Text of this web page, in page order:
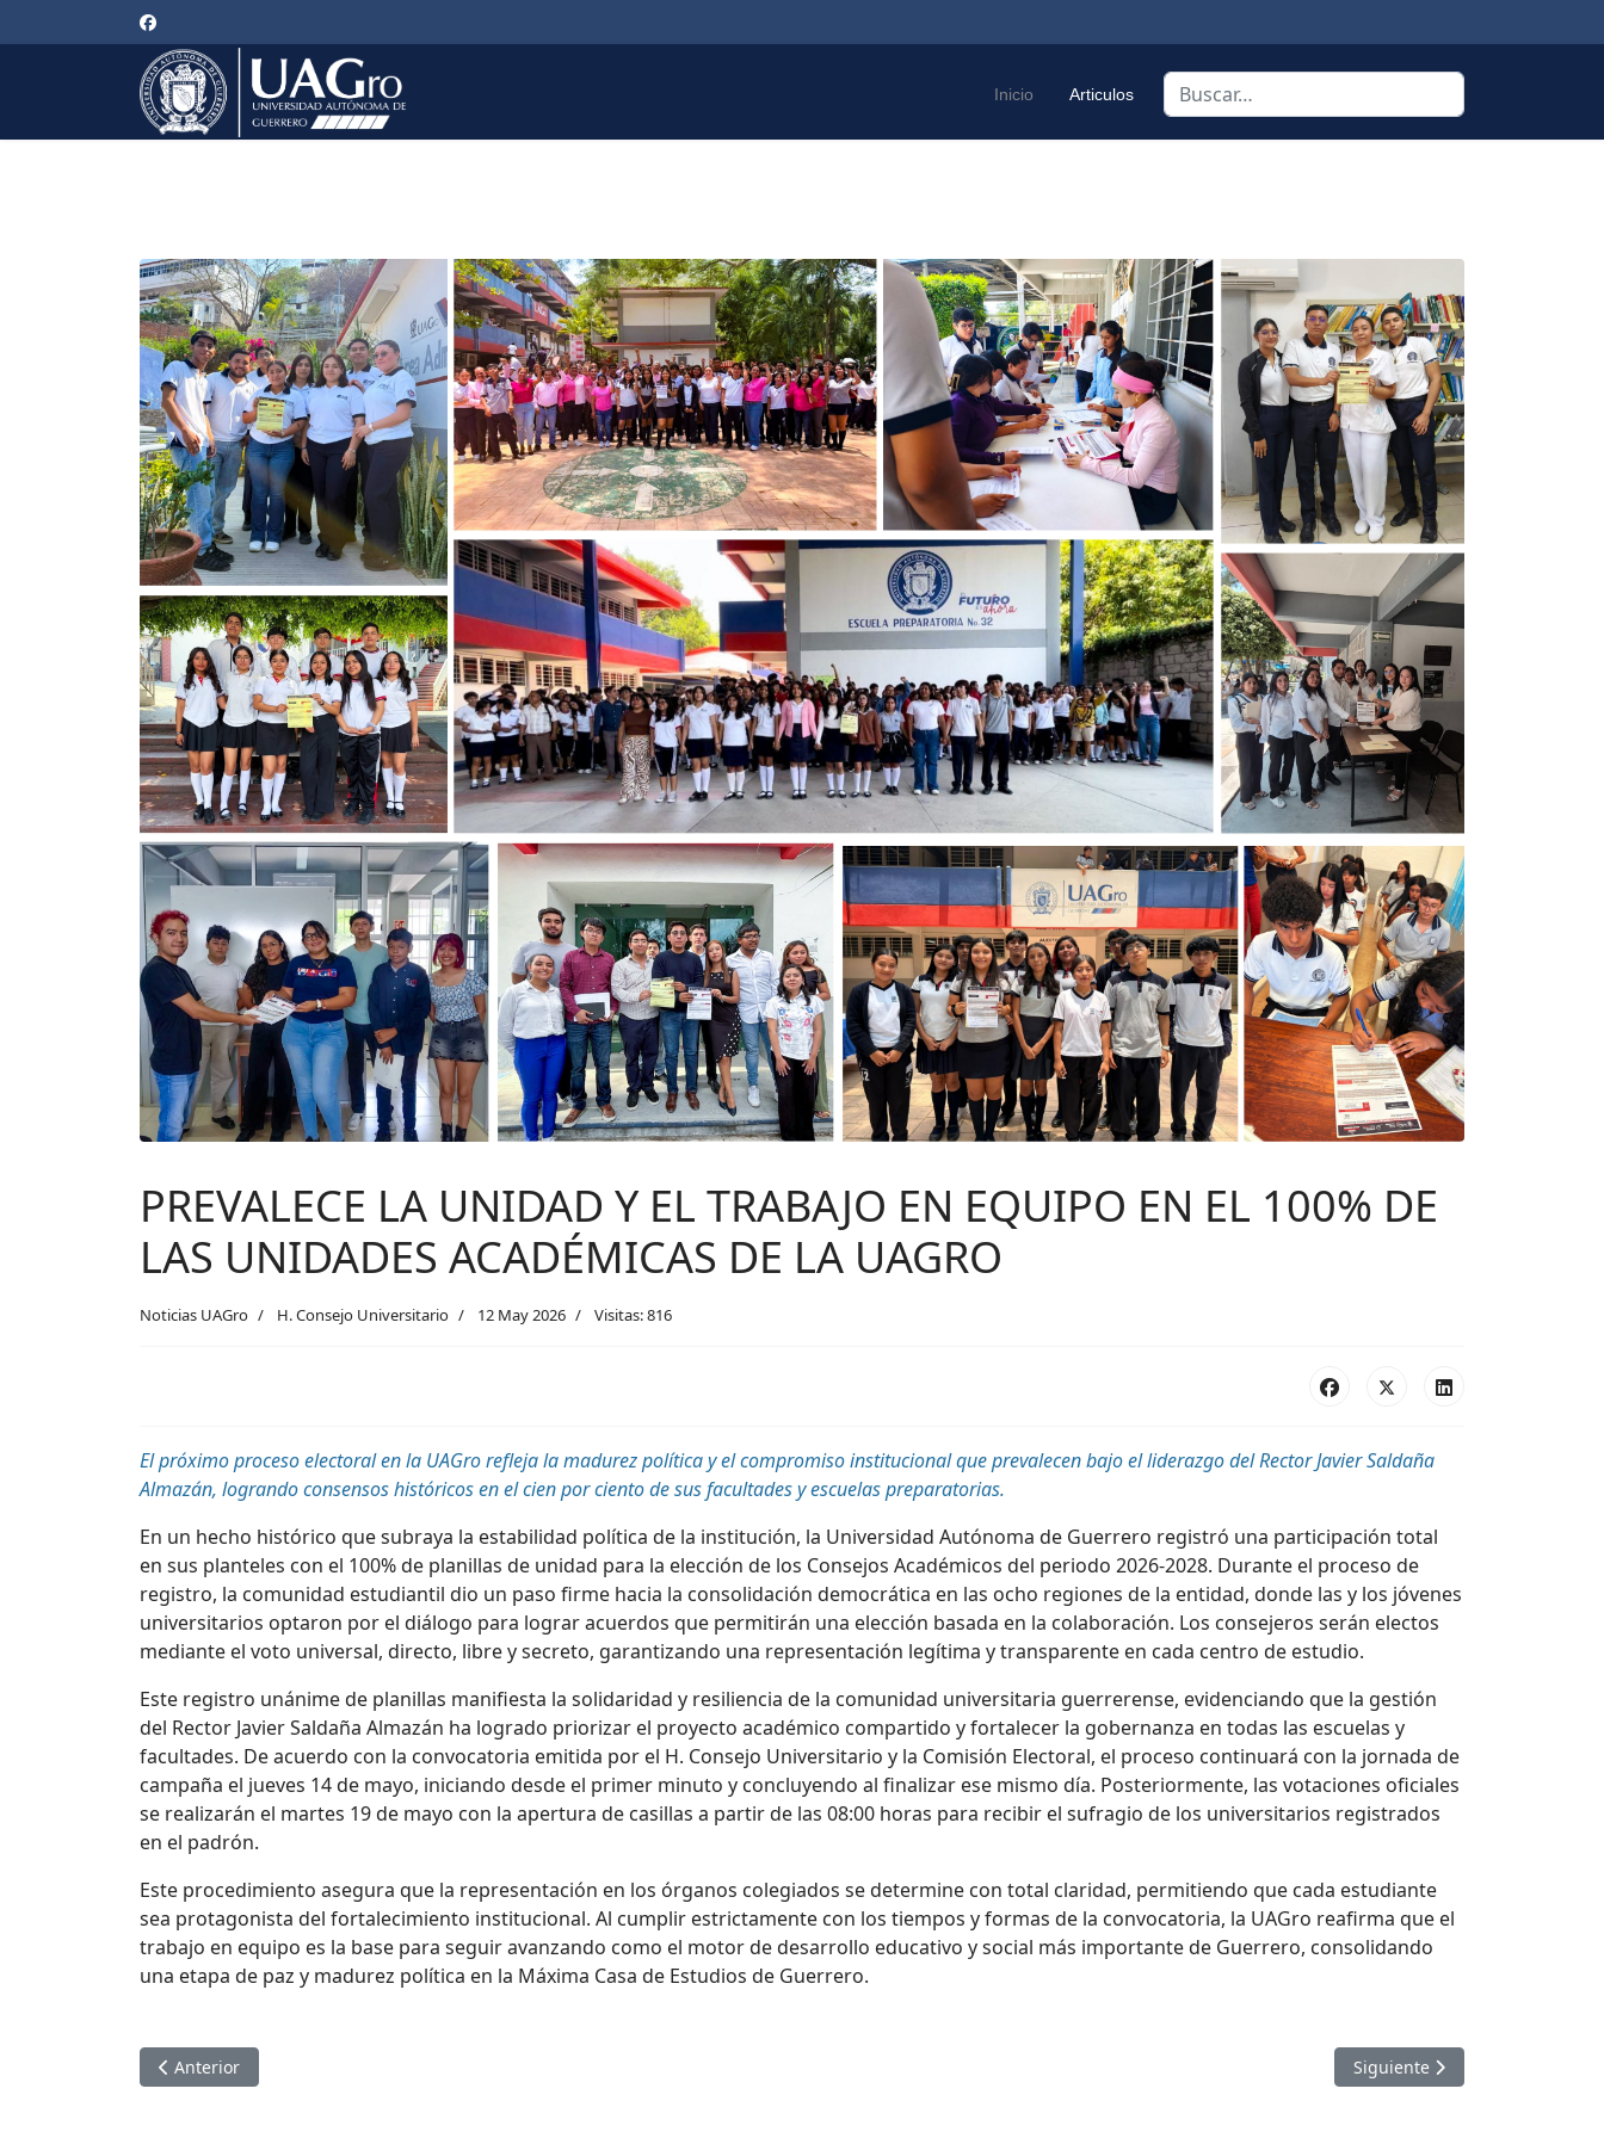
Inicio Articulos Buscar
PREVALECE LA UNIDAD Y EL TRABAJO EN EQUIPO EN EL 100% DE
LAS UNIDADES ACADÉMICAS DE LA UAGRO
Noticias UAGro H. Consejo Universitario 12 May 2026 Visitas: 816
El próximo proceso electoral en la UAGro refleja la madurez política y el compromiso institucional que prevalecen bajoel liderazgodel Rector Javier Saldaña
Almazán, logrando consensos históricos en el cien por ciento de sus facultades y escuelaspreparatorias.
En un hecho histórico que subraya la estabilidad política de la institución, la Universidad Autónoma de Guerrero registró una participación total
en sus planteles con el 100% de planillas de unidad para la elección de los Consejos Académicos del periodo 2026-2028. Durante el proceso de
registro, la comunidad estudiantil dio un paso firme hacia la consolidación democrática en las ocho regiones de la entidad, donde las y los jóvenes
universitarios optaron por el diálogo para lograr acuerdos que permitirán una elección basada en la colaboración. Los consejeros serán electos
mediante el voto universal, directo, libre y secreto, garantizando una representación legítima y transparente en cada centro de estudio.
Este registro unánime de planillas manifiesta la solidaridad y resiliencia de la comunidad universitaria guerrerense, evidenciando que la gestión
del Rector Javier Saldaña Almazán ha logrado priorizar el proyecto académico compartido y fortalecer la gobernanza en todas las escuelas y
facultades. De acuerdo con la convocatoria emitida por el H. Consejo Universitario y la Comisión Electoral, el proceso continuará con la jornada de
campaña el jueves 14 de mayo, iniciando desde el primer minuto y concluyendo al finalizar ese mismo día. Posteriormente, las votaciones oficiales
se realizarán el martes 19 de mayo con la apertura de casillas a partir de las 08:00 horas para recibir el sufragio de los universitarios registrados
en el padrón.
Este procedimiento asegura que la representación en los órganos colegiados se determine con total claridad, permitiendo que cada estudiante
sea protagonista del fortalecimiento institucional. Al cumplir estrictamente con los tiempos y formas de la convocatoria, la UAGro reafirma que el
trabajo en equipo es la base para seguir avanzando como el motor de desarrollo educativo y social más importante de Guerrero, consolidando
una etapa de paz y madurez política en la Máxima Casa de Estudios de Guerrero.
Artículo anterior: TODO LISTO PARA UNA JORNADA ELECTORAL HISTÓRICA: INSTALAN EL 100% DE LAS CASILLAS EN LA UAGRO
Anterior Artículo siguiente: EL H.
Siguiente